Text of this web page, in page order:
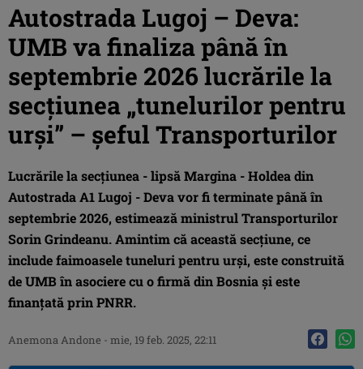
Autostrada Lugoj – Deva:
UMB va finaliza până în
septembrie 2026 lucrările la
secțiunea „tunelurilor pentru
urși” – șeful Transporturilor
Lucrările la secțiunea - lipsă Margina - Holdea din
Autostrada A1 Lugoj - Deva vor fi terminate până în
septembrie 2026, estimează ministrul Transporturilor
Sorin Grindeanu. Amintim că această secțiune, ce
include faimoasele tuneluri pentru urși, este construită
de UMB în asociere cu o firmă din Bosnia și este
finanțată prin PNRR.
Anemona Andone - mie, 19 feb. 2025, 22:11